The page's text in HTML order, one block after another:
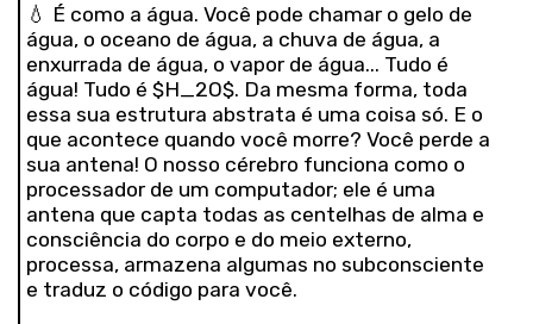
💧 É como a água. Você pode chamar o gelo de
água, o oceano de água, a chuva de água, a
enxurrada de água, o vapor de água... Tudo é
água! Tudo é $H_2O$. Da mesma forma, toda
essa sua estrutura abstrata é uma coisa só. E o
que acontece quando você morre? Você perde a
sua antena! O nosso cérebro funciona como o
processador de um computador; ele é uma
antena que capta todas as centelhas de alma e
consciência do corpo e do meio externo,
processa, armazena algumas no subconsciente
e traduz o código para você.